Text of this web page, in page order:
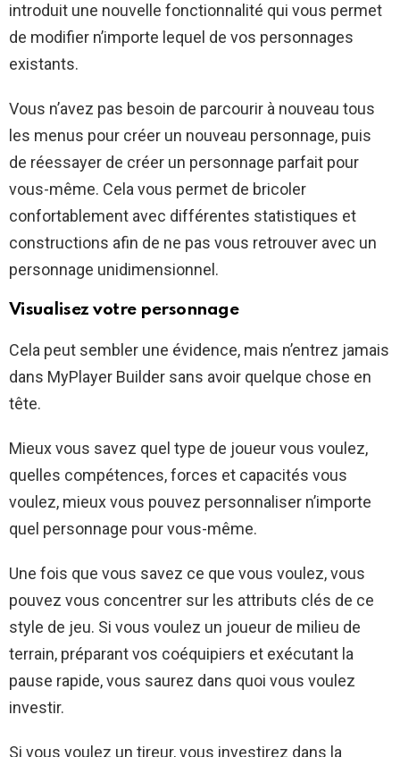
introduit une nouvelle fonctionnalité qui vous permet
de modifier n’importe lequel de vos personnages
existants.
Vous n’avez pas besoin de parcourir à nouveau tous
les menus pour créer un nouveau personnage, puis
de réessayer de créer un personnage parfait pour
vous-même. Cela vous permet de bricoler
confortablement avec différentes statistiques et
constructions afin de ne pas vous retrouver avec un
personnage unidimensionnel.
Visualisez votre personnage
Cela peut sembler une évidence, mais n’entrez jamais
dans MyPlayer Builder sans avoir quelque chose en
tête.
Mieux vous savez quel type de joueur vous voulez,
quelles compétences, forces et capacités vous
voulez, mieux vous pouvez personnaliser n’importe
quel personnage pour vous-même.
Une fois que vous savez ce que vous voulez, vous
pouvez vous concentrer sur les attributs clés de ce
style de jeu. Si vous voulez un joueur de milieu de
terrain, préparant vos coéquipiers et exécutant la
pause rapide, vous saurez dans quoi vous voulez
investir.
Si vous voulez un tireur, vous investirez dans la